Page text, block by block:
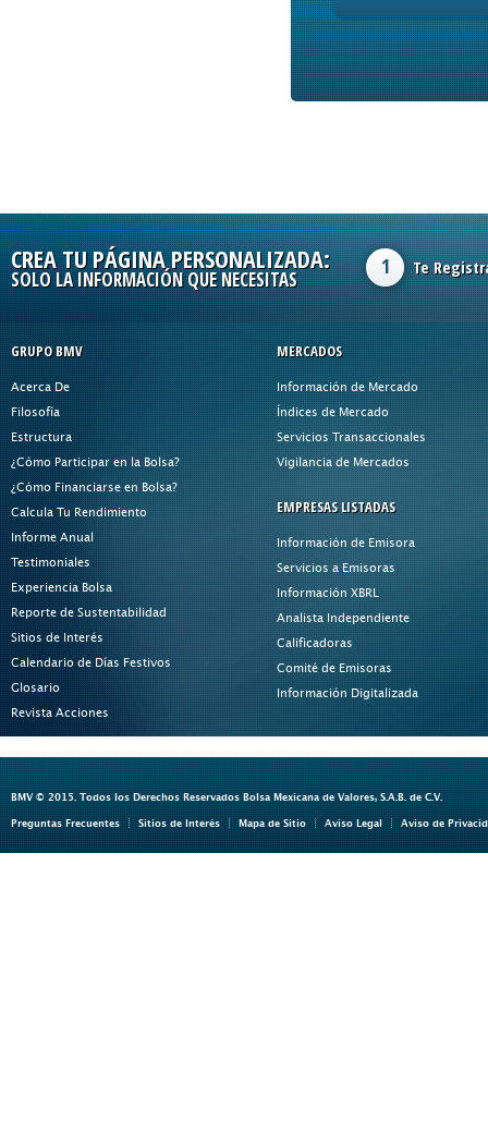
CREA TU PÁGINA PERSONALIZADA:
SOLO LA INFORMACIÓN QUE NECESITAS
1 Te
GRUPO BMV
Acerca De
Filosofía
Estructura
¿Cómo Participar en la Bolsa?
¿Cómo Financiarse en Bolsa?
Calcula Tu Rendimiento
Informe Anual
Testimoniales
Experiencia Bolsa
Reporte de Sustentabilidad
Sitios de Interés
Calendario de Días Festivos
Glosario
Revista Acciones
MERCADOS
Información de Mercado
Índices de Mercado
Servicios Transaccionales
Vigilancia de Mercados
EMPRESAS LISTADAS
Información de Emisora
Servicios a Emisoras
Información XBRL
Analista Independiente
Calificadoras
Comité de Emisoras
Información Digitalizada
BMV © 2015. Todos los Derechos Reservados Bolsa Mexicana de Valores, S.A.B. de C.V.
Preguntas Frecuentes Sitios de Interés Mapa de Sitio Aviso Legal Aviso de